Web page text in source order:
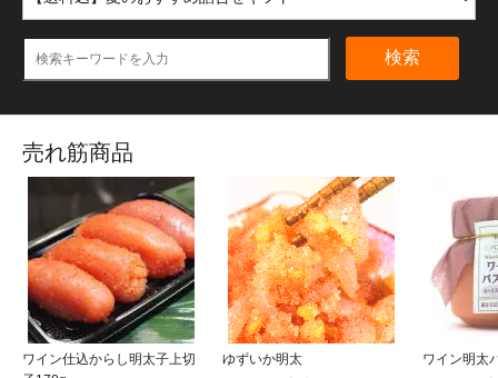
検索
売れ筋商品
ワイン仕込からし明太子上切
ゆずいか明太 ワイン明太